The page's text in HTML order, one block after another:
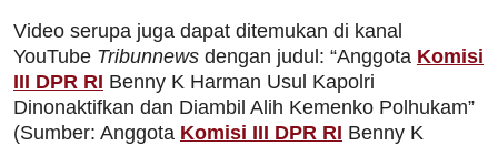
Video serupa juga dapat ditemukan di kanal
YouTube Tribunnews dengan judul: “Anggota Komisi
III DPR RI Benny K Harman Usul Kapolri
Dinonaktifkan dan Diambil Alih Kemenko Polhukam”
(Sumber: Anggota Komisi III DPR RI Benny K